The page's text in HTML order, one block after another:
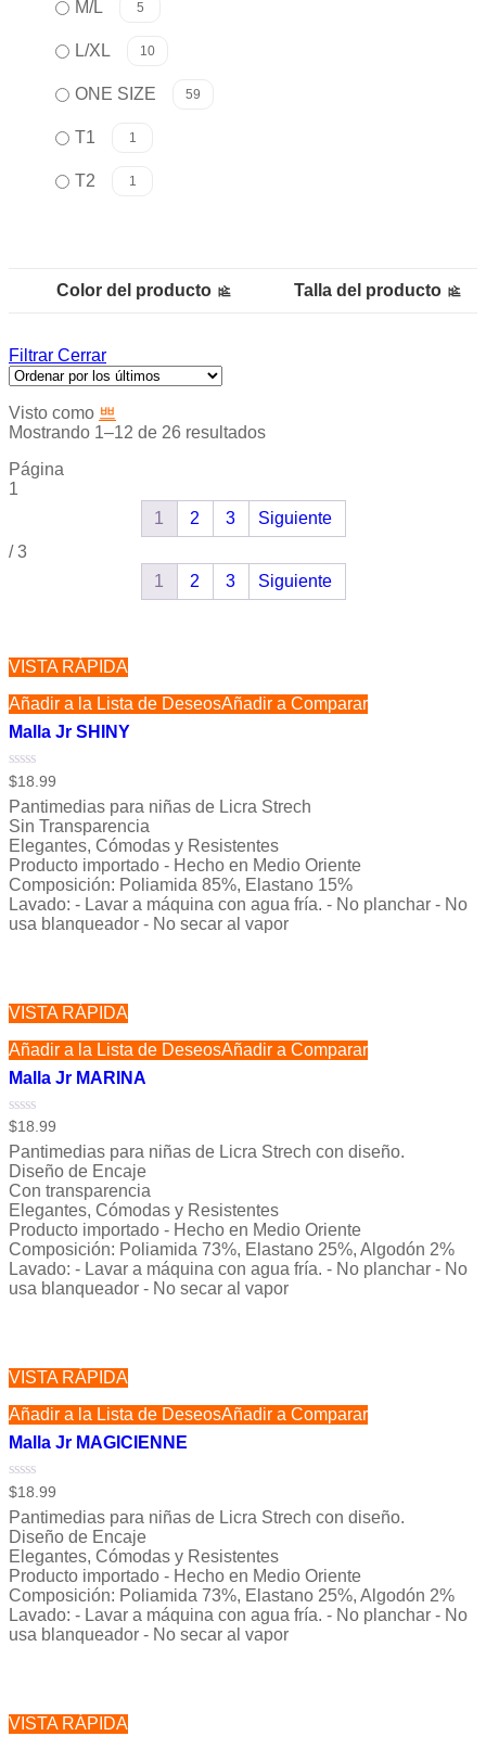
M/L 5
L/XL 10
ONE SIZE 59
T1 1
T2 1
Color del producto Talla del producto
Filtrar Cerrar
Visto como
Mostrando 1–12 de 26 resultados
Página
1
1
2 3
Siguiente
/ 3
1
2 3 Siguiente
VISTA RÁPIDA
Añadir a la Lista de DeseosAñadir a Comparar
Malla Jr SHINY
Valorado
0
de
5
$18.99
Pantimedias para niñas de Licra Strech
Sin Transparencia
Elegantes, Cómodas y Resistentes
Producto importado - Hecho en Medio Oriente
Composición: Poliamida 85%, Elastano 15%
Lavado: - Lavar a máquina con agua fría. - No planchar - No
usa blanqueador - No secar al vapor
VISTA RÁPIDA
Añadir a la Lista de DeseosAñadir a Comparar
Malla Jr MARINA
Valorado
0
de
5
$18.99
Pantimedias para niñas de Licra Strech con diseño.
Diseño de Encaje
Con transparencia
Elegantes, Cómodas y Resistentes
Producto importado - Hecho en Medio Oriente
Composición: Poliamida 73%, Elastano 25%, Algodón 2%
Lavado: - Lavar a máquina con agua fría. - No planchar - No
usa blanqueador - No secar al vapor
VISTA RÁPIDA
Añadir a la Lista de DeseosAñadir a Comparar
Malla Jr MAGICIENNE
Valorado
0
de
5
$18.99
Pantimedias para niñas de Licra Strech con diseño.
Diseño de Encaje
Elegantes, Cómodas y Resistentes
Producto importado - Hecho en Medio Oriente
Composición: Poliamida 73%, Elastano 25%, Algodón 2%
Lavado: - Lavar a máquina con agua fría. - No planchar - No
usa blanqueador - No secar al vapor
VISTA RÁPIDA